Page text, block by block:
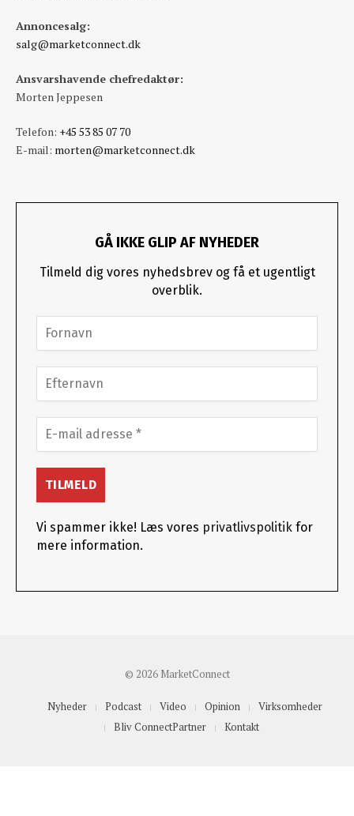
Annoncesalg:
salg@marketconnect.dk
Ansvarshavende chefredaktør:
Morten Jeppesen
Telefon: +45 53 85 07 70
E-mail: morten@marketconnect.dk
GÅ IKKE GLIP AF NYHEDER
Tilmeld dig vores nyhedsbrev og få et ugentligt
overblik.
Vi spammer ikke! Læs vores privatlivspolitik for
mere information.
© 2026 MarketConnect
Nyheder Podcast Video Opinion
Virksomheder
Bliv ConnectPartner
Kontakt